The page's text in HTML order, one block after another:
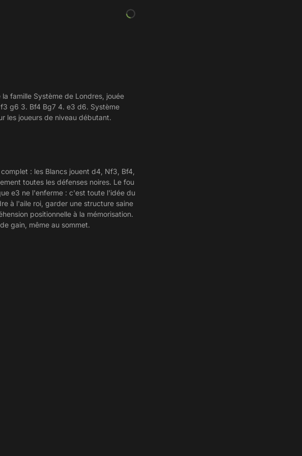
famille Système de Londres, jouée
g6 3. Bf4 Bg7 4. e3 d6. Système
les joueurs de niveau débutant.
: les Blancs jouent d4, Nf3, Bf4,
toutes les défenses noires. Le fou
e3 ne l'enferme : c'est toute l'idée du
à l'aile roi, garder une structure saine
positionnelle à la mémorisation.
gain, même au sommet.